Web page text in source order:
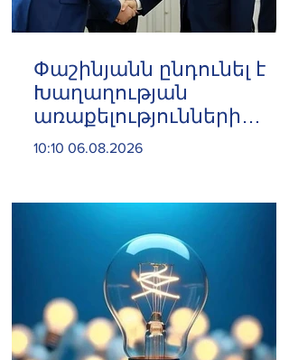
Փաշինյանն ընդունել է
Խաղաղության
առաքելությունների
հարցերով ԱՄՆ հատուկ
Լայթսթոունին և
Կոնստանտին Սոկոլովին
10:10 06.08.2026